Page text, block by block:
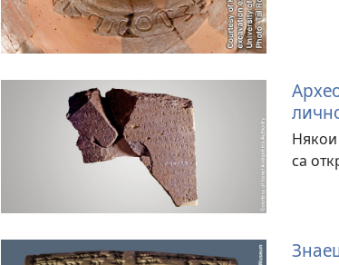
Някои
са